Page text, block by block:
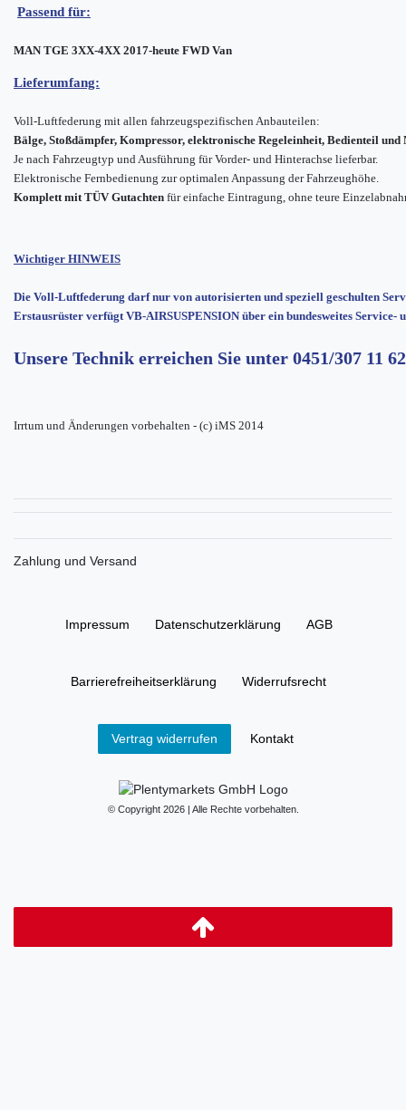
Passend für:
MAN TGE 3XX-4XX 2017-heute FWD Van
Lieferumfang:
Voll-Luftfederung mit allen fahrzeugspezifischen Anbauteilen:
Bälge, Stoßdämpfer, Kompressor, elektronische Regeleinheit, Bedienteil und
Je nach Fahrzeugtyp und Ausführung für Vorder- und Hinterachse lieferbar.
Elektronische Fernbedienung zur optimalen Anpassung der Fahrzeughöhe.
Komplett mit TÜV Gutachten für einfache Eintragung, ohne teure
Wichtiger HINWEIS
Die Voll-Luftfederung darf nur von autorisierten und speziell geschulten
Erstausrüster verfügt VB-AIRSUSPENSION über ein bundesweites Service-
Unsere Technik erreichen Sie unter 0451/307 11 62
Irrtum und Änderungen vorbehalten - (c) iMS 2014
Zahlung und Versand
Impressum Daten­schutz­erklärung AGB
Barrierefreiheitserklärung Widerrufs­recht
Vertrag widerrufen Kontakt
© Copyright 2026 | Alle Rechte vorbehalten.